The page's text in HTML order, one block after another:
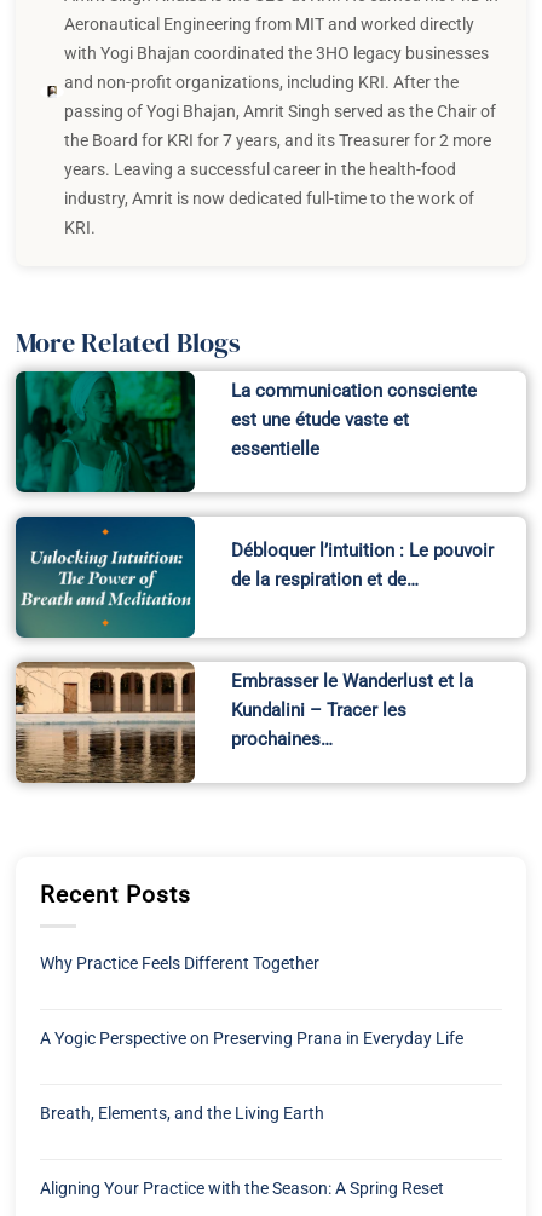
Aeronautical Engineering from MIT and worked directly
with Yogi Bhajan coordinated the 3HO legacy businesses
and non-profit organizations, including KRI. After the
passing of Yogi Bhajan, Amrit Singh served as the Chair of
the Board for KRI for 7 years, and its Treasurer for 2 more
years. Leaving a successful career in the health-food
industry, Amrit is now dedicated full-time to the work of
KRI.
More Related Blogs
La communication consciente
est une étude vaste et
essentielle
Débloquer l’intuition : Le pouvoir
de la respiration et de…
Embrasser le Wanderlust et la
Kundalini – Tracer les
prochaines…
Recent Posts
Why Practice Feels Different Together
A Yogic Perspective on Preserving Prana in Everyday Life
Breath, Elements, and the Living Earth
Aligning Your Practice with the Season: A Spring Reset